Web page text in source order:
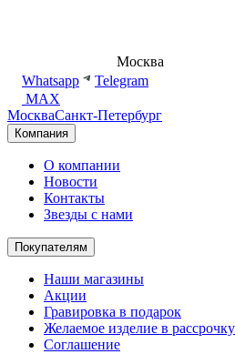
Москва
Whatsapp
Telegram
MAX
МоскваСанкт-Петербург
Компания
О компании
Новости
Контакты
Звезды с нами
Покупателям
Наши магазины
Акции
Гравировка в подарок
Желаемое изделие в
Соглашение